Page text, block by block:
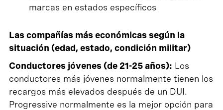
marcas en estados específicos
Las compañías más económicas según la
situación (edad, estado, condición militar)
Conductores jóvenes (de 21-25 años): Los
conductores más jóvenes normalmente tienen los
recargos más elevados después de un DUI.
Progressive normalmente es la mejor opción para